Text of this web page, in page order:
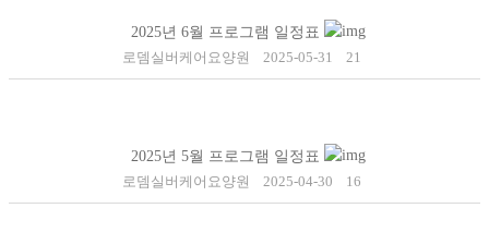
2025년 6월 프로그램 일정표
로뎀실버케어요양원
2025-05-31 21
2025년 5월 프로그램 일정표
로뎀실버케어요양원
2025-04-30 16